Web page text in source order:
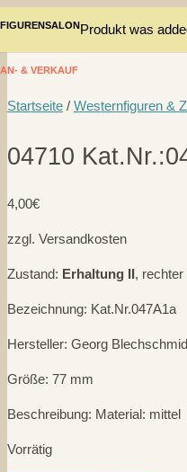
FIGURENSALON
AN- & VERKAUF
Produkt was
Startseite / Westernfiguren &
04710
4,00€
zzgl. Versandkosten
Zustand: Erhaltung II,
Bezeichnung: Kat.Nr.047A1a
Hersteller: Georg
Größe: 77 mm
Beschreibung: Material: mittel
Vorrätig